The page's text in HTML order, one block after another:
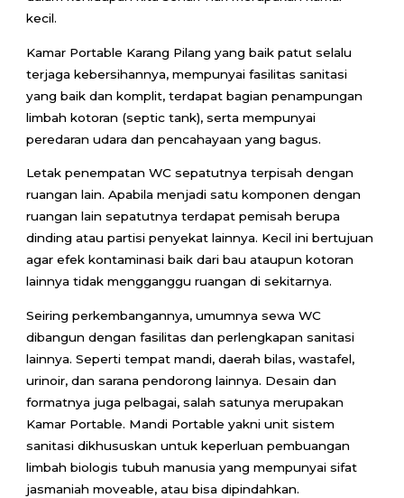
kecil.
Kamar Portable Karang Pilang yang baik patut selalu
terjaga kebersihannya, mempunyai fasilitas sanitasi
yang baik dan komplit, terdapat bagian penampungan
limbah kotoran (septic tank), serta mempunyai
peredaran udara dan pencahayaan yang bagus.
Letak penempatan WC sepatutnya terpisah dengan
ruangan lain. Apabila menjadi satu komponen dengan
ruangan lain sepatutnya terdapat pemisah berupa
dinding atau partisi penyekat lainnya. Kecil ini bertujuan
agar efek kontaminasi baik dari bau ataupun kotoran
lainnya tidak mengganggu ruangan di sekitarnya.
Seiring perkembangannya, umumnya sewa WC
dibangun dengan fasilitas dan perlengkapan sanitasi
lainnya. Seperti tempat mandi, daerah bilas, wastafel,
urinoir, dan sarana pendorong lainnya. Desain dan
formatnya juga pelbagai, salah satunya merupakan
Kamar Portable. Mandi Portable yakni unit sistem
sanitasi dikhususkan untuk keperluan pembuangan
limbah biologis tubuh manusia yang mempunyai sifat
jasmaniah moveable, atau bisa dipindahkan.